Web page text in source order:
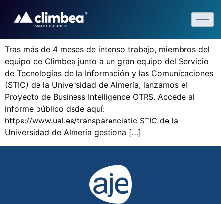
Tras más de 4 meses de intenso trabajo, miembros del
equipo de Climbea junto a un gran equipo del Servicio
de Tecnologías de la Información y las Comunicaciones
(STIC) de la Universidad de Almería, lanzamos el
Proyecto de Business Intelligence OTRS. Accede al
informe público dsde aquí:
https://www.ual.es/transparenciatic STIC de la
Universidad de Almería gestiona […]